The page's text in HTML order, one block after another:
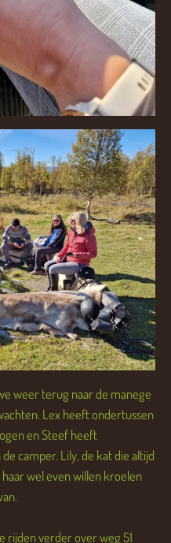
weer terug naar de manege
Lex heeft ondertussen
en Steef heeft
camper. Lily, de kat die altijd
wel even willen kroelen
rijden verder over weg 51